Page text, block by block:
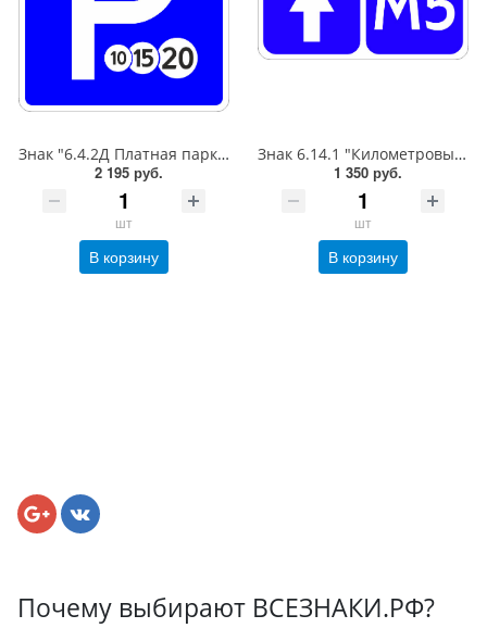
Знак "6.4.2Д Платная парковка для автотранспорта»,B=700Тип А (la) Инженерная (5 лет)металл 0.8 мм
2 195 руб.
шт
В корзину
Знак 6.14.1 "Километровый знак",350*700Тип А (1б) Микропризм. (7-9 лет)металл 0.8 мм
1 350 руб.
шт
В корзину
Почему выбирают ВСЕЗНАКИ.РФ?